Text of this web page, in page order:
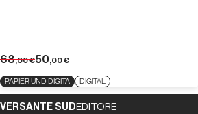
68,00€50,00€
PAPIER UND DIGITA DIGITAL
VERSANTE SUDEDITORE